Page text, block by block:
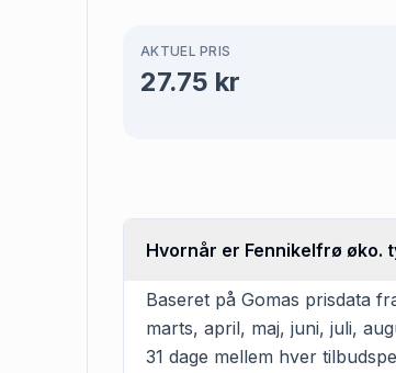
AKTUEL PRIS
27.75 kr
Hvornår er Fennikelfrø øko.
Baseret på Gomas prisdata
marts, april, maj, juni, juli,
31 dage mellem hver